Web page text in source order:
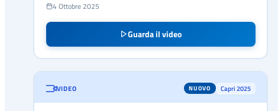
4 Ottobre 2025
Guarda il video
VIDEO NUOVO Capri 2025